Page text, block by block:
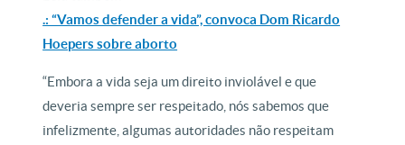
.: “Vamos defender a vida”, convoca Dom Ricardo
Hoepers sobre aborto
“Embora a vida seja um direito inviolável e que
deveria sempre ser respeitado, nós sabemos que
infelizmente, algumas autoridades não respeitam